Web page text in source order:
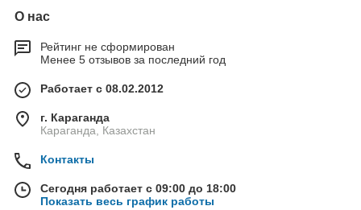
О нас
Рейтинг не сформирован
Менее 5 отзывов за последний год
Работает с 08.02.2012
г. Караганда
Караганда, Казахстан
Контакты
Сегодня работает с 09:00 до 18:00
Показать весь график работы